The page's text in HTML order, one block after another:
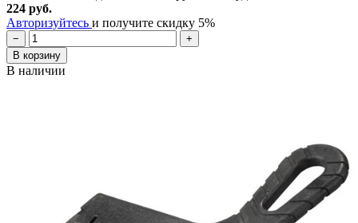
224 руб.
Авторизуйтесь и получите скидку 5%
−
+
В корзину
В наличии